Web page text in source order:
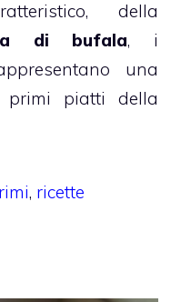
della
di bufala, i
una
primi piatti della
, ricette